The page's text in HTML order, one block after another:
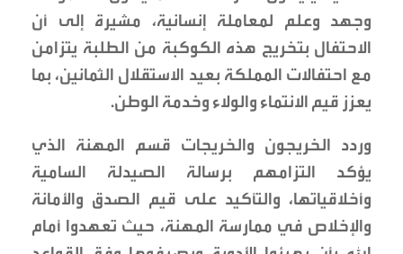
وجهد وعلم لمعاملة إنسانية، مشيرة إلى أن
الاحتفال بتخريج هذه الكوكبة من الطلبة يتزامن
مع احتفالات المملكة بعيد الاستقلال الثمانين، بما
يعزز قيم الانتماء والولاء وخدمة الوطن.
وردد الخريجون والخريجات قسم المهنة الذي
يؤكد التزامهم برسالة الصيدلة السامية
وأخلاقياتها، والتأكيد على قيم الصدق والأمانة
والإخلاص في ممارسة المهنة، حيث تعهدوا أمام